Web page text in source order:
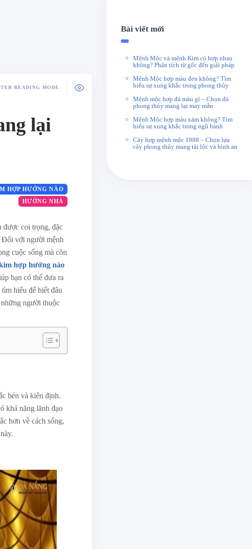
READING MODE
lại
HỢP HƯỚNG NÀO
HƯỚNG NHÀ
được coi trọng, đặc
Đối với người mệnh
cuộc sống mà còn
hợp hướng nào
bạn có thể đưa ra
hiểu để biết đâu
người thuộc
bén và kiên định.
khả năng lãnh đạo
hơn về cách sống,
Bài viết mới
Mệnh Mộc và mệnh Kim có hợp nhau
không? Phân tích từ gốc đến giải pháp
Mệnh Mộc hợp màu đen không? Tìm
hiểu sự xung khắc trong phong thủy
Mệnh mộc hợp đá màu gì – Chọn đá
phong thủy mang lại may mắn
Mệnh Mộc hợp màu xám không? Tìm
hiểu sự xung khắc trong ngũ hành
Cây hợp mệnh mộc 1988 – Chọn lựa
cây phong thủy mang tài lộc và bình an